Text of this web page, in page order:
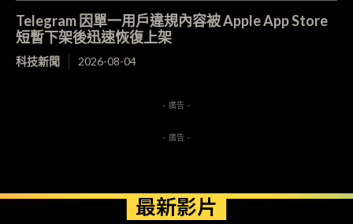
Telegram 因單一用戶違規內容被 Apple App Store
短暫下架後迅速恢復上架
科技新聞 2026-08-04
- 廣告 -
- 廣告 -
最新影片